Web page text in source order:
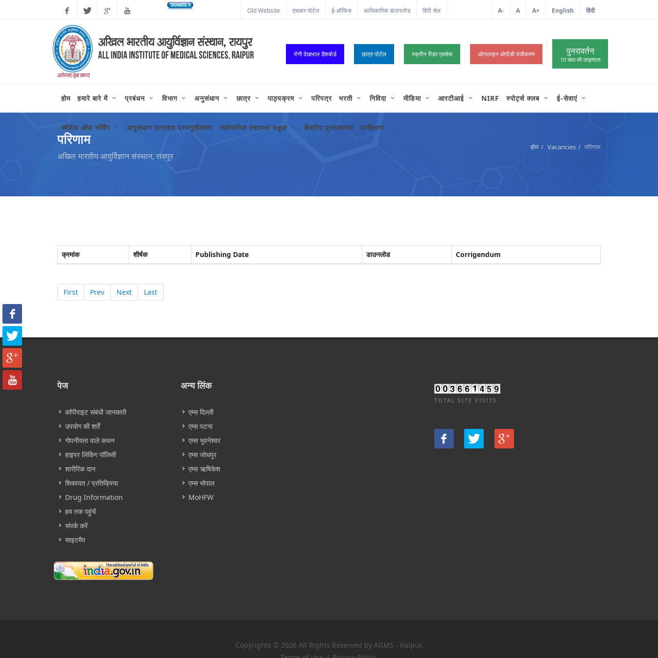
FacebookTwitter
Plus
Old Website एचआर पोर्टल ई-ऑफिस आधिकारिक डाउनलोड हिंदी सेल A- A A+ English हिंदी
रोगी देखभाल डैशबोर्ड छात्र पोर्टल स्क्रीन रीडर एक्सेस ऑनलाइन ओपीडी पंजीकरण पुनरावर्तन
10 साल की उत्कृष्टता
होम हमारे बारे में प्रबंधन विभाग अनुसंधान छात्र पाठ्यक्रम परिपत्र भरती निविदा मीडिया आरटीआई NIRF स्पोर्ट्स क्लब ई-सेवाएं
कॉलेज ऑफ नर्सिंग अनुसंधान प्रस्ताव प्रस्तुतीकरण सार्वजनिक स्वास्थ्य स्कूल केंद्रीय पुस्तकालय प्रशिक्षण
परिणाम
अखिल भारतीय आयुर्विज्ञान संस्थान, रायपुर
होम Vacancies परिणाम
क्रमांक शीर्षक Publishing Date डाउनलोड Corrigendum
First Prev Next Last
पेज
कॉपीराइट संबंधी जानकारी
उपयोग की शर्तें
गोपनीयता वाले कथन
हाइपर लिंकिंग पॉलिसी
शारीरिक दान
शिकायत / प्रतिक्रिया
Drug Information
हम तक पहुंचें
संपर्क करें
साइटमैप
अन्य लिंक
एम्स दिल्ली
एम्स पटना
एम्स भुवनेश्वर
एम्स जोधपुर
एम्स ऋषिकेश
एम्स भोपाल
MoHFW
TOTAL SITE VISITS
Copyrights © 2026 All Rights Reserved by AIIMS - Raipur.